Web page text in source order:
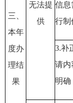
三、
本年
度办
理结
果
无法提
供
信息
行制
3.补
请内
明确